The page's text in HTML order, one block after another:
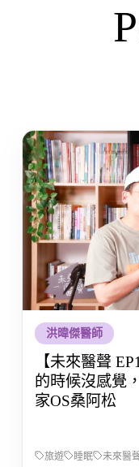
洪暐傑醫師
【未來醫聲
的時候沒感覺
家OS桑阿松
旅遊 睡眠 未來醫